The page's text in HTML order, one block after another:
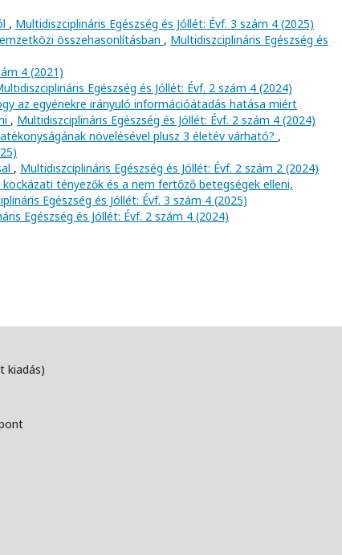
, Multidiszciplináris Egészség és Jóllét: Évf. 3 szám 4 (2025)
összehasonlításban , Multidiszciplináris Egészség és
4 (2021)
Egészség és Jóllét: Évf. 2 szám 4 (2024)
az egyénekre irányuló információátadás hatása miért
, Multidiszciplináris Egészség és Jóllét: Évf. 2 szám 4 (2024)
növelésével plusz 3 életév várható? ,
, Multidiszciplináris Egészség és Jóllét: Évf. 2 szám 2 (2024)
tényezők és a nem fertőző betegségek elleni,
Egészség és Jóllét: Évf. 3 szám 4 (2025)
Egészség és Jóllét: Évf. 2 szám 4 (2024)
kiadás)